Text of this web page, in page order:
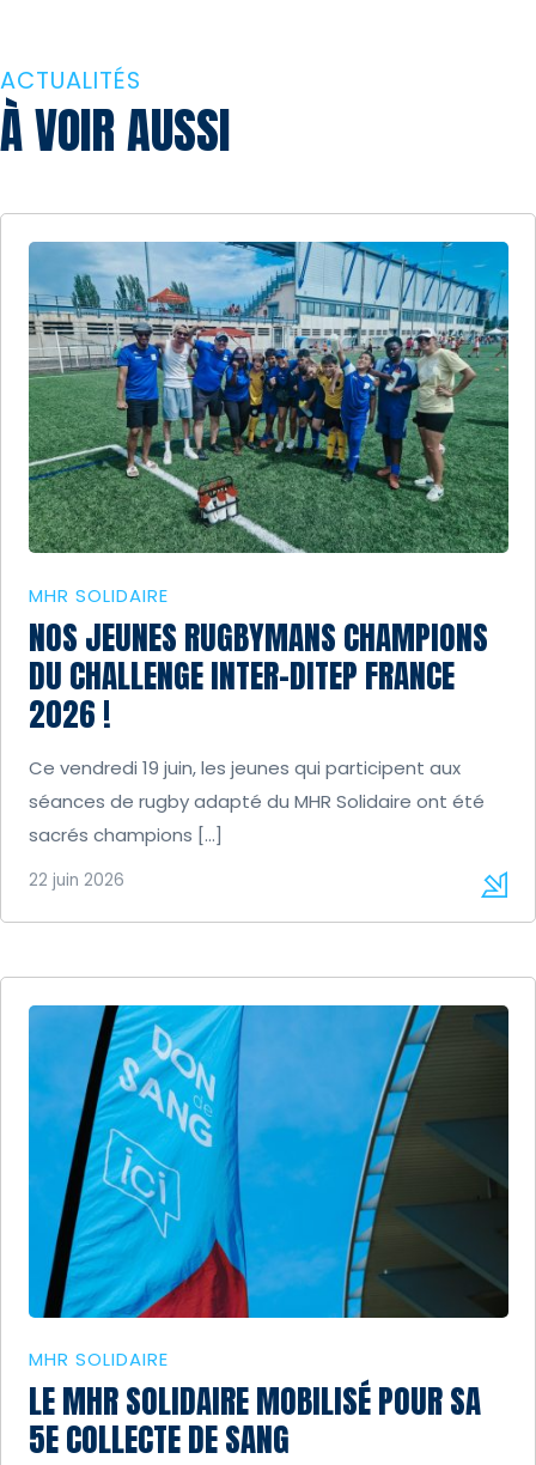
ACTUALITÉS
À VOIR AUSSI
MHR SOLIDAIRE
NOS JEUNES RUGBYMANS CHAMPIONS
DU CHALLENGE INTER-DITEP FRANCE
2026 !
Ce vendredi 19 juin, les jeunes qui participent aux
séances de rugby adapté du MHR Solidaire ont été
sacrés champions […]
22 juin 2026
MHR SOLIDAIRE
LE MHR SOLIDAIRE MOBILISÉ POUR SA
5E COLLECTE DE SANG